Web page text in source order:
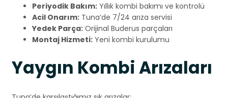
Periyodik Bakım: Yıllık kombi bakımı ve kontrolü
Acil Onarım: Tuna’de 7/24 arıza servisi
Yedek Parça: Orijinal Buderus parçaları
Montaj Hizmeti: Yeni kombi kurulumu
Yaygın Kombi Arızaları